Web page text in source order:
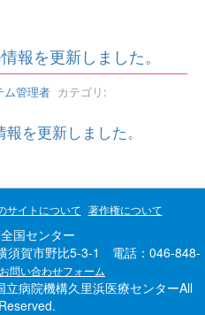
報を更新しました。
ム管理者 カテゴリ:
を更新しました。
サイトについて 著作権について
国センター
賀市野比5-3-1 電話：046-848-
お問い合わせフォーム
病院機構久里浜医療センターAll